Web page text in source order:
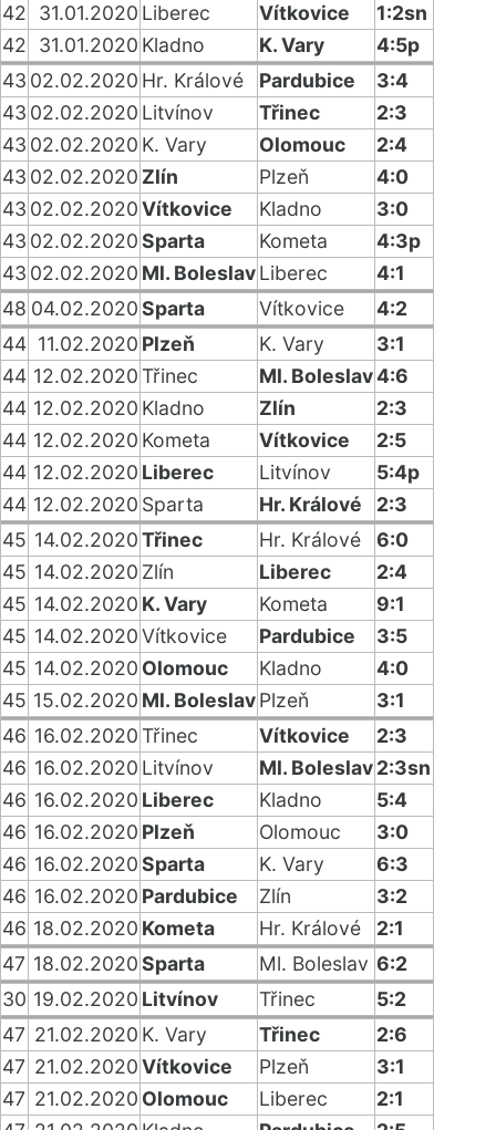
42
31.01.2020 Liberec Vítkovice
1:2sn
42
31.01.2020 Kladno K. Vary
4:5p
43 02.02.2020 Hr. Králové Pardubice
3:4
43 02.02.2020 Litvínov Třinec
2:3
43 02.02.2020 K. Vary Olomouc
2:4
43 02.02.2020 Zlín Plzeň
4:0
43 02.02.2020Vítkovice Kladno
3:0
43 02.02.2020Sparta Kometa
4:3p
43 02.02.2020 Ml. BoleslavLiberec
4:1
48 04.02.2020Sparta Vítkovice
4:2
44 11.02.2020 Plzeň K. Vary
3:1
44 12.02.2020Třinec Ml. Boleslav4:6
44 12.02.2020 Kladno Zlín
2:3
44 12.02.2020 Kometa Vítkovice
2:5
44 12.02.2020 Liberec Litvínov
5:4p
44 12.02.2020 Sparta Hr. Králové
2:3
45 14.02.2020Třinec Hr. Králové
6:0
45 14.02.2020 Zlín Liberec
2:4
45 14.02.2020 K. Vary Kometa
9:1
45 14.02.2020Vítkovice Pardubice
3:5
45 14.02.2020 Olomouc Kladno
4:0
45 15.02.2020 Ml. BoleslavPlzeň
3:1
46 16.02.2020Třinec Vítkovice
2:3
46 16.02.2020 Litvínov Ml. Boleslav2:3sn
46 16.02.2020 Liberec Kladno
5:4
46 16.02.2020 Plzeň Olomouc
3:0
46 16.02.2020Sparta K. Vary
6:3
46 16.02.2020 Pardubice Zlín
3:2
46 18.02.2020 Kometa Hr. Králové
2:1
47 18.02.2020Sparta Ml. Boleslav 6:2
30 19.02.2020 Litvínov Třinec
5:2
47 21.02.2020 K. Vary Třinec
2:6
47 21.02.2020Vítkovice Plzeň
3:1
47 21.02.2020 Olomouc Liberec
2:1